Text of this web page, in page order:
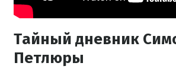
Тайный дневник
Петлюры